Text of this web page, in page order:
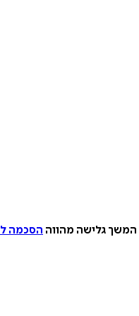
המשך גלישה מהווה הסכמה